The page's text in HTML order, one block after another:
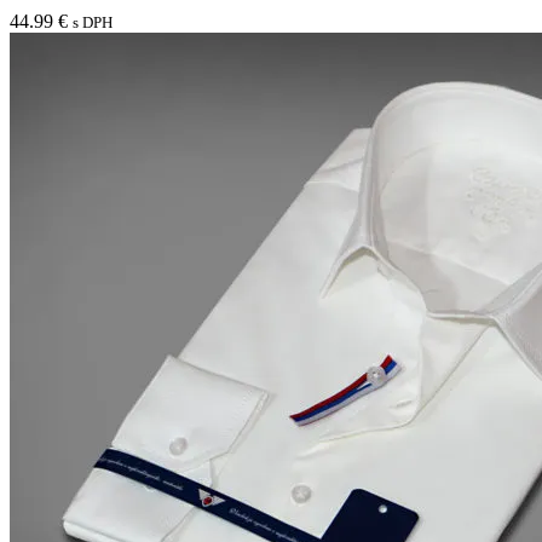
Možnosti
44.99 € s DPH